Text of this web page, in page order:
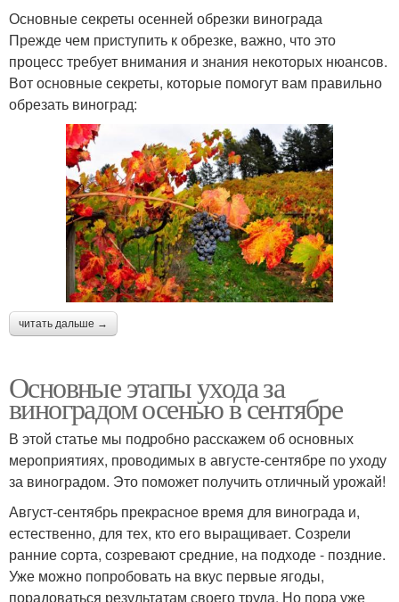
Основные секреты осенней обрезки винограда
Прежде чем приступить к обрезке, важно, что это
процесс требует внимания и знания некоторых нюансов.
Вот основные секреты, которые помогут вам правильно
обрезать виноград:
читать дальше →
Основные этапы ухода за
виноградом осенью в сентябре
В этой статье мы подробно расскажем об основных
мероприятиях, проводимых в августе-сентябре по уходу
за виноградом. Это поможет получить отличный урожай!
Август-сентябрь прекрасное время для винограда и,
естественно, для тех, кто его выращивает. Созрели
ранние сорта, созревают средние, на подходе - поздние.
Уже можно попробовать на вкус первые ягоды,
порадоваться результатам своего труда. Но пора уже